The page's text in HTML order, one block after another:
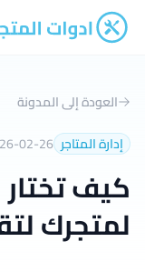
ادوات المتجر
العودة إلى المدونة
إدارة المتاجر 02-26
كيف
لمتجرك